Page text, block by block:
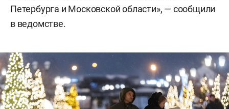
Петербурга и Московской области», — сообщили
в ведомстве.